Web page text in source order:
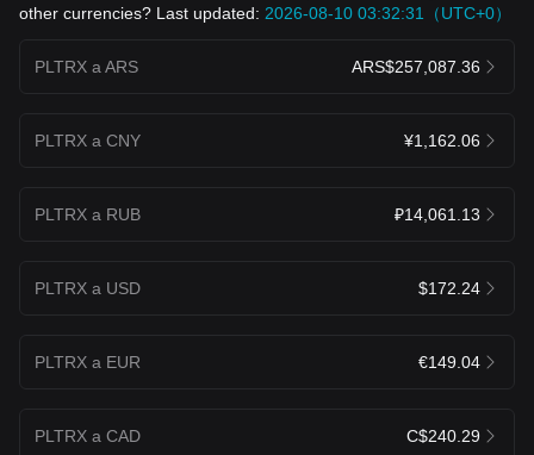
other currencies? Last updated: 2026-08-10 03:32:31（UTC+0）
PLTRX a ARS ARS$257,087.36
PLTRX a CNY ¥1,162.06
PLTRX a RUB ₽14,061.13
PLTRX a USD $172.24
PLTRX a EUR €149.04
PLTRX a CAD C$240.29